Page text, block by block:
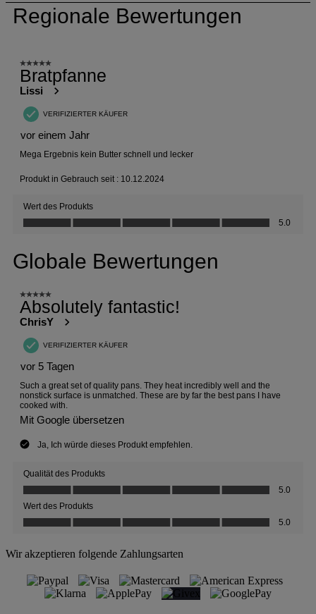
Wir akzeptieren folgende Zahlungsarten